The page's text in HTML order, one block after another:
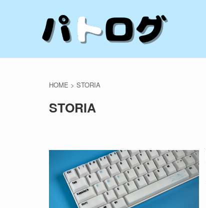
HOME > STORIA
STORIA